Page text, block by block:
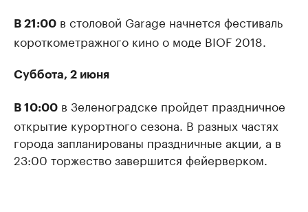
В 21:00 в столовой Garage начнется фестиваль
короткометражного кино о моде BIOF 2018.
Суббота, 2 июня
В 10:00 в Зеленоградске пройдет праздничное
открытие курортного сезона. В разных частях
города запланированы праздничные акции, а в
23:00 торжество завершится фейерверком.